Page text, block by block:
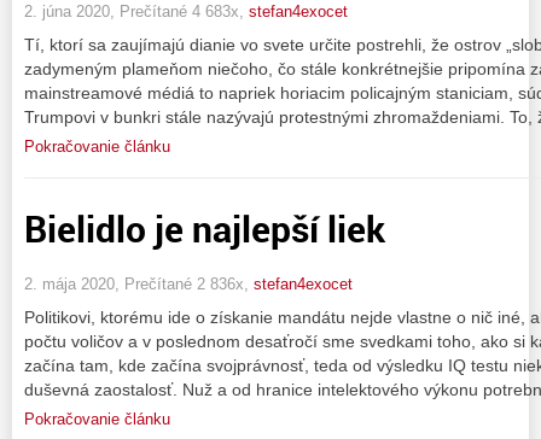
2. júna 2020, Prečítané 4 683x, stefan4exocet
Tí, ktorí sa zaujímajú dianie vo svete určite postrehli, že ostrov
zadymeným plameňom niečoho, čo stále konkrétnejšie pripomína
mainstreamové médiá to napriek horiacim policajným staniciam,
Trumpovi v bunkri stále nazývajú protestnými zhromaždeniami.
Pokračovanie článku
Bielidlo je najlepší liek
2. mája 2020, Prečítané 2 836x, stefan4exocet
Politikovi, ktorému ide o získanie mandátu nejde vlastne o nič iné,
počtu voličov a v poslednom desaťročí sme svedkami toho, ako si
začína tam, kde začína svojprávnosť, teda od výsledku IQ testu
duševná zaostalosť. Nuž a od hranice intelektového výkonu
Pokračovanie článku